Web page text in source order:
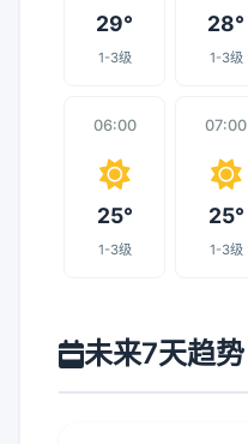
29°
1-3级
28°
1-3级
06:00
25°
1-3级
07:00
25°
1-3级
未来7天趋势